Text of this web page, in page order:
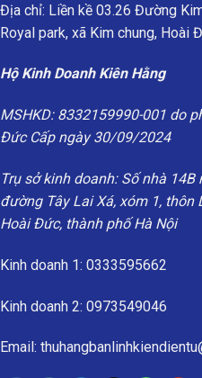
Địa chỉ: Liền kề 03.26 Đường
Royal park, xã Kim chung, Hoài
Hộ Kinh Doanh Kiên Hằng
MSHKD: 8332159990-001 do
Đức Cấp ngày 30/09/2024
Trụ sở kinh doanh: Số nhà
đường Tây Lai Xá, xóm 1, thôn
Hoài Đức, thành phố Hà Nội
Kinh doanh 1: 0333595662
Kinh doanh 2: 0973549046
Email: